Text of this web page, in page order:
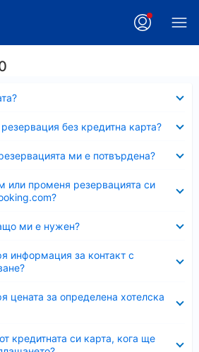
без кредитна карта?
ми е потвърдена?
или променя резервацията си
ми е нужен?
информация за контакт с
цената за определена хотелска
кредитната си карта, кога ще